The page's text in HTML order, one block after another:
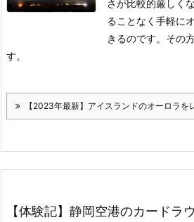
さが比較的厳しく
ることなく手軽に
きるのです。 その
す。
【2023年最新】アイスランドのオーロラを
【体験記】静岡空港のカードラ